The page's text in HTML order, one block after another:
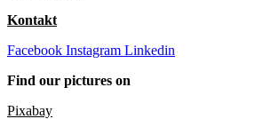
Kontakt
Facebook Instagram Linkedin
Find our pictures on
Pixabay